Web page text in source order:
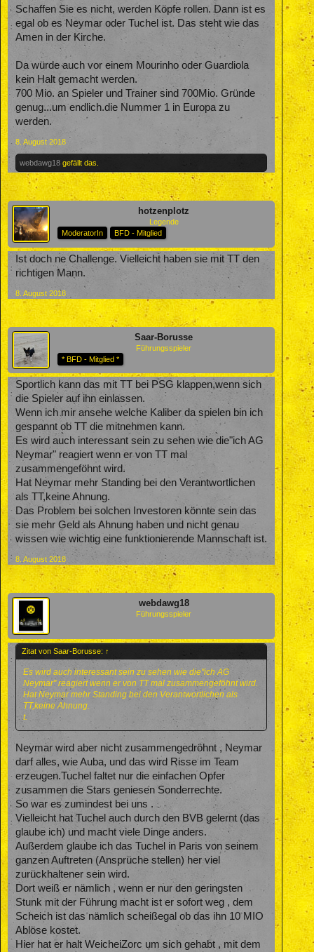
Schaffen Sie es nicht, werden Köpfe rollen. Dann ist es
egal ob es Neymar oder Tuchel ist. Das steht wie das
Amen in der Kirche.
Da würde auch vor einem Mourinho oder Guardiola
kein Halt gemacht werden.
700 Mio. an Spieler und Trainer sind 700Mio. Gründe
genug...um endlich.die Nummer 1 in Europa zu
werden.
8. August 2018
webdawg18 gefällt das.
hotzenplotz
Legende
ModeratorIn
BFD - Mitglied
Ist doch ne Challenge. Vielleicht haben sie mit TT den
richtigen Mann.
8. August 2018
Saar-Borusse
Führungsspieler
* BFD - Mitglied *
Sportlich kann das mit TT bei PSG klappen,wenn sich
die Spieler auf ihn einlassen.
Wenn ich mir ansehe welche Kaliber da spielen bin ich
gespannt ob TT die mitnehmen kann.
Es wird auch interessant sein zu sehen wie die"ich AG
Neymar" reagiert wenn er von TT mal
zusammengeföhnt wird.
Hat Neymar mehr Standing bei den Verantwortlichen
als TT,keine Ahnung.
Das Problem bei solchen Investoren könnte sein das
sie mehr Geld als Ahnung haben und nicht genau
wissen wie wichtig eine funktionierende Mannschaft ist.
8. August 2018
webdawg18
Führungsspieler
Zitat von Saar-Borusse: ↑
Es wird auch interessant sein zu sehen wie die"ich AG
Neymar" reagiert wenn er von TT mal zusammengeföhnt wird.
Hat Neymar mehr Standing bei den Verantwortlichen als
TT,keine Ahnung.
t.
Neymar wird aber nicht zusammengedröhnt , Neymar
darf alles, wie Auba, und das wird Risse im Team
erzeugen.Tuchel faltet nur die einfachen Opfer
zusammen die Stars geniesen Sonderrechte.
So war es zumindest bei uns .
Vielleicht hat Tuchel auch durch den BVB gelernt (das
glaube ich) und macht viele Dinge anders.
Außerdem glaube ich das Tuchel in Paris von seinem
ganzen Auftreten (Ansprüche stellen) her viel
zurückhaltener sein wird.
Dort weiß er nämlich , wenn er nur den geringsten
Stunk mit der Führung macht ist er sofort weg , dem
Scheich ist das nämlich scheißegal ob das ihn 10 MIO
Ablöse kostet.
Hier hat er halt WeicheiZorc um sich gehabt , mit dem